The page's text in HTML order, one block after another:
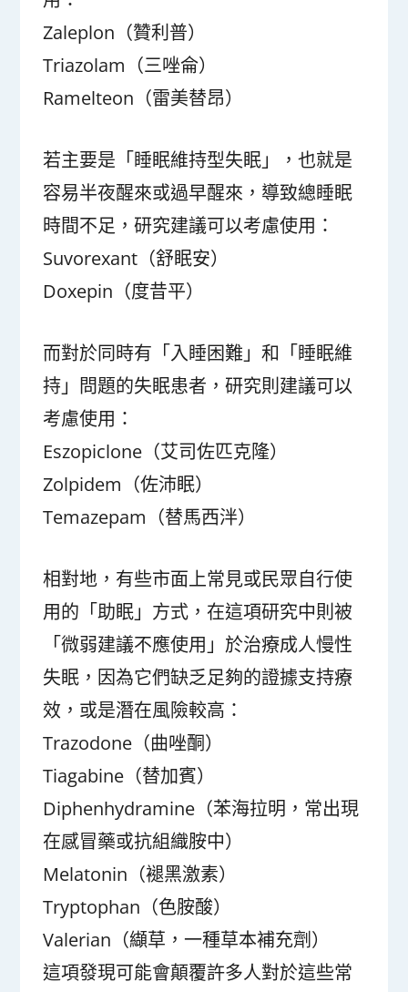
Zaleplon（贊利普）
Triazolam（三唑侖）
Ramelteon（雷美替昂）
若主要是「睡眠維持型失眠」，也就是
容易半夜醒來或過早醒來，導致總睡眠
時間不足，研究建議可以考慮使用：
Suvorexant（舒眠安）
Doxepin（度昔平）
而對於同時有「入睡困難」和「睡眠維
持」問題的失眠患者，研究則建議可以
考慮使用：
Eszopiclone（艾司佐匹克隆）
Zolpidem（佐沛眠）
Temazepam（替馬西泮）
相對地，有些市面上常見或民眾自行使
用的「助眠」方式，在這項研究中則被
「微弱建議不應使用」於治療成人慢性
失眠，因為它們缺乏足夠的證據支持療
效，或是潛在風險較高：
Trazodone（曲唑酮）
Tiagabine（替加賓）
Diphenhydramine（苯海拉明，常出現
在感冒藥或抗組織胺中）
Melatonin（褪黑激素）
Tryptophan（色胺酸）
Valerian（纈草，一種草本補充劑）
這項發現可能會顛覆許多人對於這些常